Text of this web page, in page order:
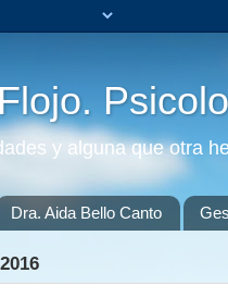
y alguna que otra
Dra. Aida Bello Canto